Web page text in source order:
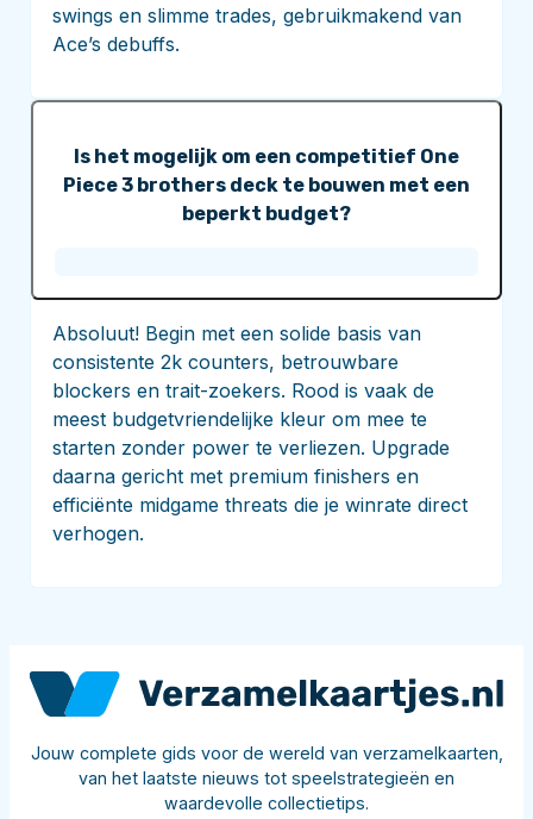
swings en slimme trades, gebruikmakend van
Ace’s debuffs.
Is het mogelijk om een competitief One
Piece 3 brothers deck te bouwen met een
beperkt budget?
Absoluut! Begin met een solide basis van
consistente 2k counters, betrouwbare
blockers en trait-zoekers. Rood is vaak de
meest budgetvriendelijke kleur om mee te
starten zonder power te verliezen. Upgrade
daarna gericht met premium finishers en
efficiënte midgame threats die je winrate direct
verhogen.
Jouw complete gids voor de wereld van verzamelkaarten,
van het laatste nieuws tot speelstrategieën en
waardevolle collectietips.